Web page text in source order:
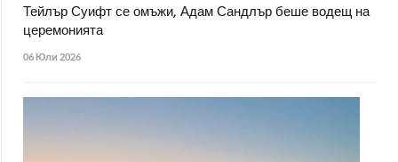
Тейлър Суифт се омъжи, Адам Сандлър беше водещ на
церемонията
06 Юли 2026